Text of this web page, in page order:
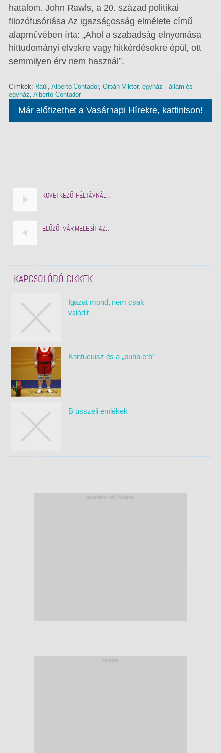
hatalom. John Rawls, a 20. század politikai
filozófusóriása Az igazságosság elmélete című
alapművében írta: „Ahol a szabadság elnyomása
hittudományi elvekre vagy hitkérdésekre épül, ott
semmilyen érv nem használ”.
Címkék: Raúl , Alberto Contador, Orbán Viktor, egyház - állam és
egyház, Alberto Contador
Már előfizethet a Vasárnapi Hírekre, kattintson!
KÖVETKEZŐ: FÉLTÁVNÁL…
ELŐZŐ: MÁR MELEGÍT AZ…
KAPCSOLÓDÓ CIKKEK
Igazat mond, nem csak
valódit
Konfuciusz és a „puha erő”
Brüsszeli emlékek
társadalmi célú hirdetés
hirdetés